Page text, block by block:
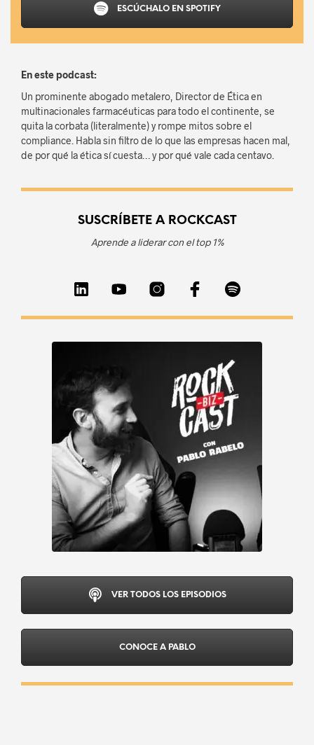
ESCÚCHALO EN SPOTIFY
En este podcast:
Un prominente abogado metalero, Director de Ética en
multinacionales farmacéuticas para todo el continente, se
quita la corbata (literalmente) y rompe mitos sobre el
compliance. Habla sin filtro de lo que las empresas hacen mal,
de por qué la ética sí cuesta… y por qué vale cada centavo.
SUSCRÍBETE A ROCKCAST
Aprende a liderar con el top 1%
VER TODOS LOS EPISODIOS
CONOCE A PABLO